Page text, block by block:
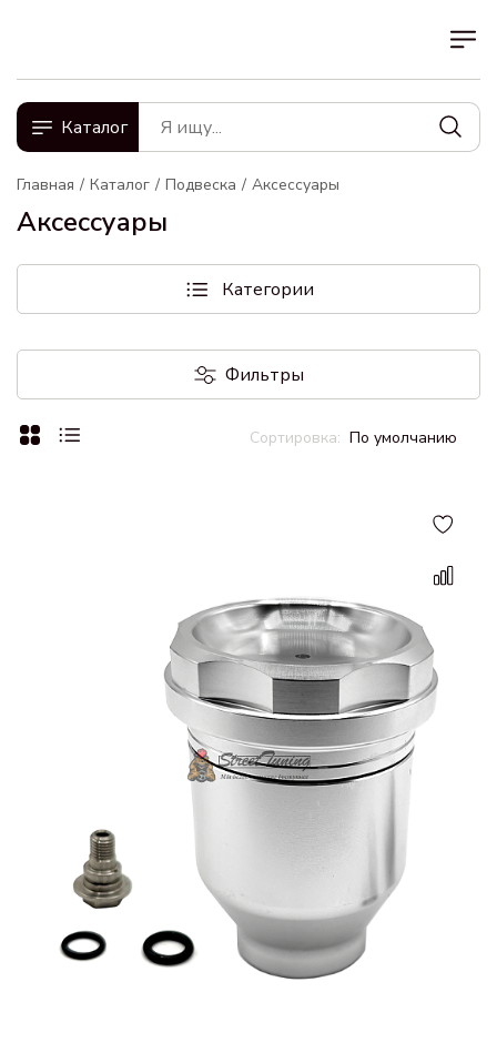
Каталог
Главная Каталог Подвеска Аксессуары
Аксессуары
Категории
Фильтры
По умолчанию